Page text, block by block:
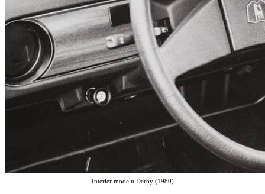
Interiér modelu Derby (1980)